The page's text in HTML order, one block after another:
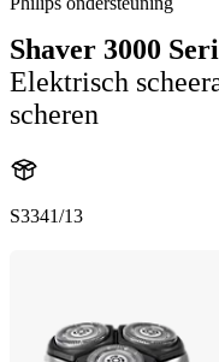
Shaver 3000
Elektrisch
scheren
S3341/13